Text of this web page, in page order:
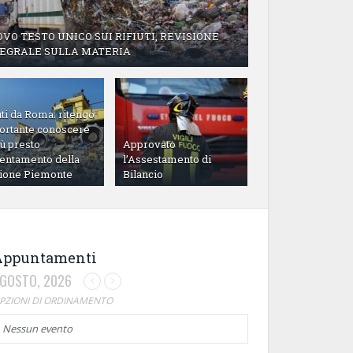
TESTO UNICO SUI RIFIUTI, REVISIONE
SULLA MATERIA
da Roma: ritengo
conoscere
presto
della
Piemonte
Approvato
l’Assestamento di
Bilancio
2026
DI ORDINAMENTO
Nessun evento